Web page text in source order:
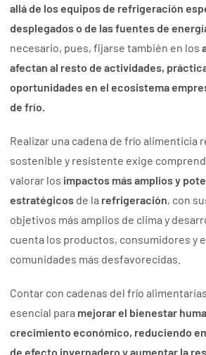
allá de los equipos de refrigeración
desplegados o de las fuentes de
necesario, pues, fijarse también en los
afectan al resto de actividades,
oportunidades en el ecosistema
de frío.
Realizar una cadena de frío alimenticia
sostenible y resistente exige
valorar los impactos más amplios y
estratégicos de la refrigeración, con
objetivos más amplios de clima y
cuenta los productos, consumidores y
comunidades más desfavorecidas.
Contar con cadenas del frío
esencial para mejorar el bienestar
crecimiento económico, reduciendo
de efecto invernadero y aumentar la